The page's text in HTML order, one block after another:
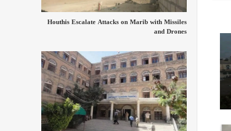
Houthis Escalate Attacks on Marib with Missiles
and Drones